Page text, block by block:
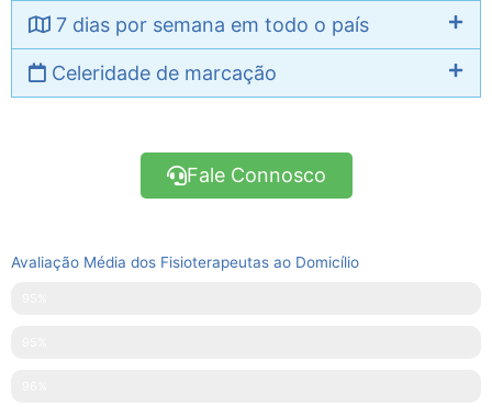
7 dias por semana em todo o país
Celeridade de marcação
Fale Connosco
Avaliação Média dos Fisioterapeutas ao Domicílio